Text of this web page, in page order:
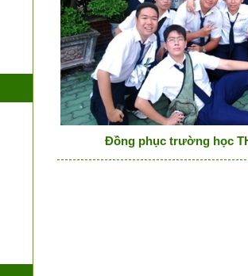
Đồng phục trường học